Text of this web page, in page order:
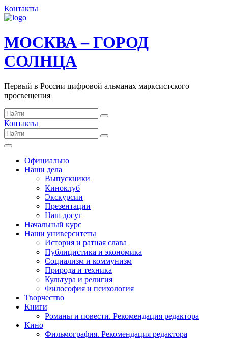
Контакты
МОСКВА – ГОРОД
СОЛНЦА
Первый в России цифровой альманах марксистского
просвещения
Контакты
Официально
Наши дела
Выпускники
Киноклуб
Экскурсии
Презентации
Наш досуг
Начальный курс
Наши университеты
История и ратная слава
Публицистика и экономика
Социализм и коммунизм
Природа и техника
Культура и религия
Философия и психология
Творчество
Книги
Романы и повести. Рекомендация редактора
Кино
Фильмография. Рекомендация редактора